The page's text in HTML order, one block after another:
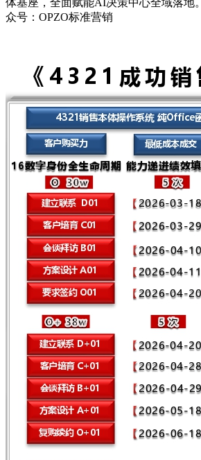
众号：OPZO标准营销